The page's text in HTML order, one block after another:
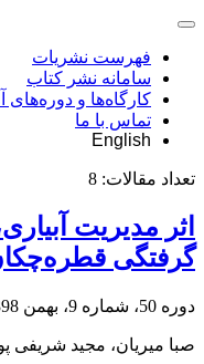
فهرست نشریات
سامانه نشر کتاب
کارگاه‌ها و
تماس با ما
English
تعداد مقالات: 8
اثر مدیریت
گرفتگی
دوره 50، شماره 9، بهمن 1398، صفحه
صبا میریان، مجید شریفی